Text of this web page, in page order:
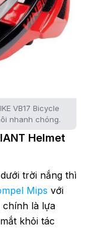
VB17 Bicycle
nhanh chóng.
Helmet
trời nắng thì
Mips với
chính là lựa
khỏi tác